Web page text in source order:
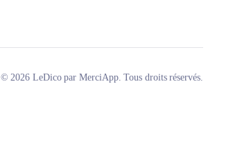
© 2026 LeDico par MerciApp. Tous droits réservés.